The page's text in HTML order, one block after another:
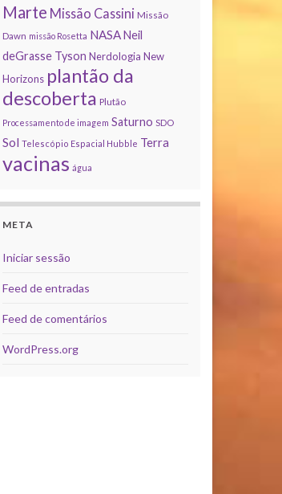
Marte Missão Cassini Missão
Dawn missão Rosetta NASA Neil
deGrasse Tyson Nerdologia New
Horizons plantão da
descoberta Plutão
Processamento de imagem Saturno SDO
Sol Telescópio Espacial Hubble Terra
vacinas água
META
Iniciar sessão
Feed de entradas
Feed de comentários
WordPress.org